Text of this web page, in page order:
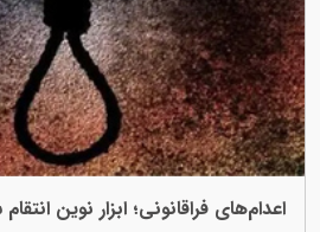
ابزار نوین انتقام سیاسی و سرکوب